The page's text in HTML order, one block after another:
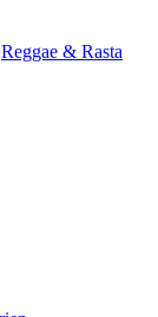
Reggae & Rasta